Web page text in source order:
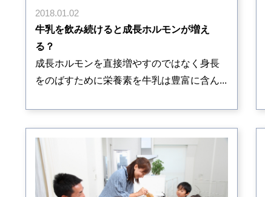
2018.01.02
牛乳を飲み続けると成長ホルモンが増え
る？
成長ホルモンを直接増やすのではなく身長
をのばすために栄養素を牛乳は豊富に含ん...